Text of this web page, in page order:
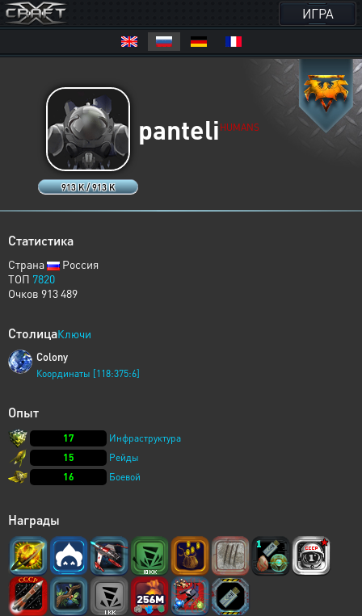
ИГРА
913 K / 913 K
panteli HUMANS
Статистика
Страна
Россия
ТОП 7820
Очков 913 489
СтолицаКлючи
Colony
Координаты [118:375:6]
Опыт
17
Инфраструктура
15
Рейды
16
Боевой
Награды